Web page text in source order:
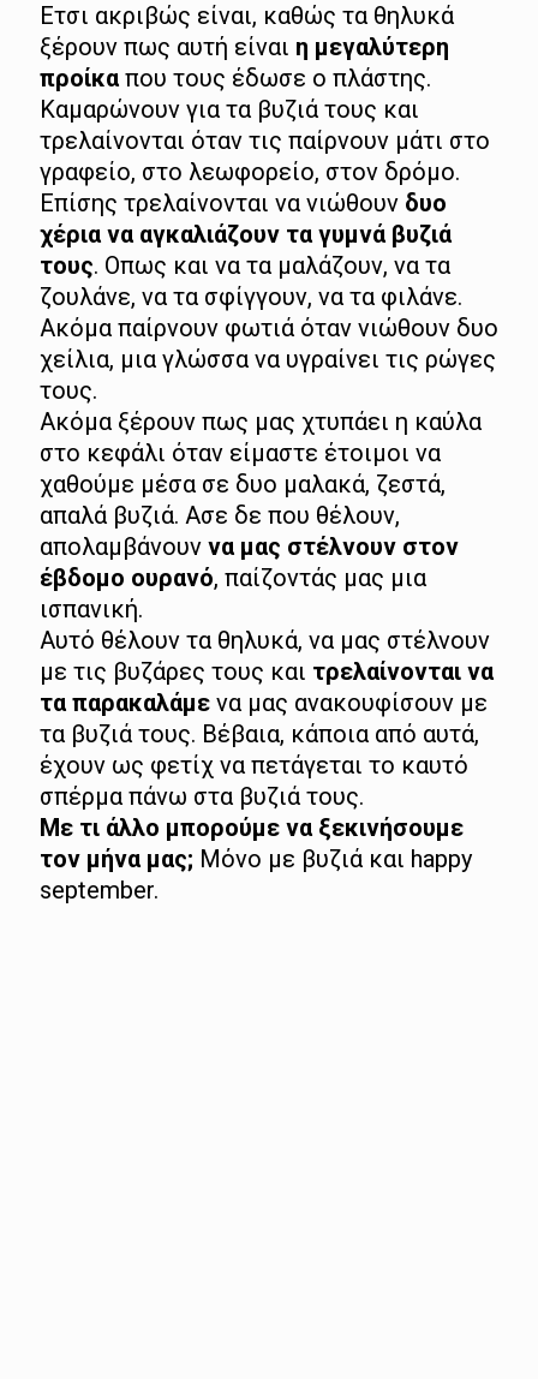
Ετσι ακριβώς είναι, καθώς τα θηλυκά
ξέρουν πως αυτή είναι η μεγαλύτερη
προίκα που τους έδωσε ο πλάστης.
Καμαρώνουν για τα βυζιά τους και
τρελαίνονται όταν τις παίρνουν μάτι στο
γραφείο, στο λεωφορείο, στον δρόμο.
Επίσης τρελαίνονται να νιώθουν δυο
χέρια να αγκαλιάζουν τα γυμνά βυζιά
τους. Οπως και να τα μαλάζουν, να τα
ζουλάνε, να τα σφίγγουν, να τα φιλάνε.
Ακόμα παίρνουν φωτιά όταν νιώθουν δυο
χείλια, μια γλώσσα να υγραίνει τις ρώγες
τους.
Ακόμα ξέρουν πως μας χτυπάει η καύλα
στο κεφάλι όταν είμαστε έτοιμοι να
χαθούμε μέσα σε δυο μαλακά, ζεστά,
απαλά βυζιά. Ασε δε που θέλουν,
απολαμβάνουν να μας στέλνουν στον
έβδομο ουρανό, παίζοντάς μας μια
ισπανική.
Αυτό θέλουν τα θηλυκά, να μας στέλνουν
με τις βυζάρες τους και τρελαίνονται να
τα παρακαλάμε να μας ανακουφίσουν με
τα βυζιά τους. Βέβαια, κάποια από αυτά,
έχουν ως φετίχ να πετάγεται το καυτό
σπέρμα πάνω στα βυζιά τους.
Με τι άλλο μπορούμε να ξεκινήσουμε
τον μήνα μας; Μόνο με βυζιά και happy
september.